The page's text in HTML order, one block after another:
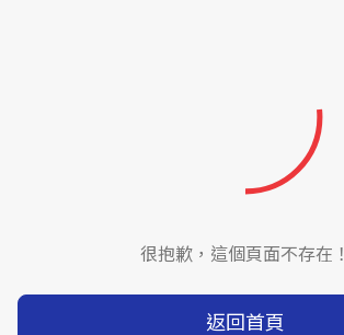
很抱歉，這個頁面不存在！
返回首頁